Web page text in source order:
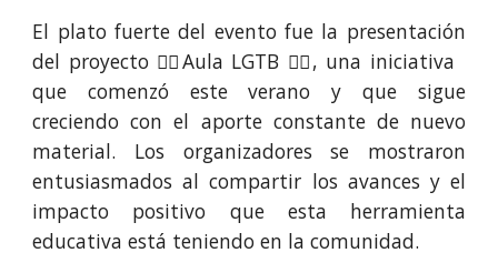
El plato fuerte del evento fue la presentación
del proyecto 🏳️‍🌈Aula LGTB 🏳️‍🌈, una iniciativa
que comenzó este verano y que sigue
creciendo con el aporte constante de nuevo
material. Los organizadores se mostraron
entusiasmados al compartir los avances y el
impacto positivo que esta herramienta
educativa está teniendo en la comunidad.